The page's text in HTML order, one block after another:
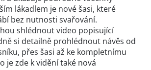
lákadlem je nové šasi, které
bez nutnosti svařování.
shlédnout video popisující
si detailně prohlédnout návěs od
přes šasi až ke kompletnímu
je zde k vidění také nová